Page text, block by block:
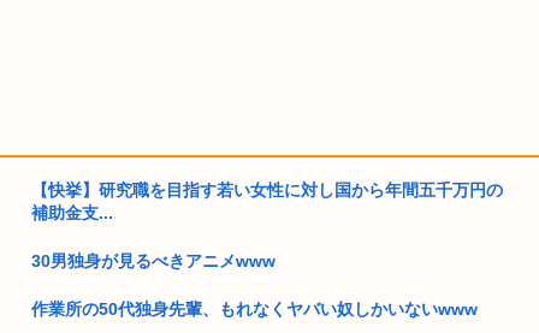
【快挙】研究職を目指す若い女性に対し国から年間五千万円の
補助金支...
30男独身が見るべきアニメwww
作業所の50代独身先輩、もれなくヤバい奴しかいないwww